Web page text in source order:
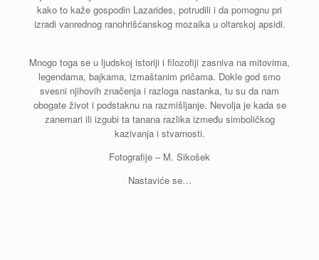
kako to kaže gospodin Lazarides, potrudili i da pomognu pri
izradi vanrednog ranohrišćanskog mozaika u oltarskoj apsidi.
Mnogo toga se u ljudskoj istoriji i filozofiji zasniva na mitovima,
legendama, bajkama, izmaštanim pričama. Dokle god smo
svesni njihovih značenja i razloga nastanka, tu su da nam
obogate život i podstaknu na razmišljanje. Nevolja je kada se
zanemari ili izgubi ta tanana razlika između simboličkog
kazivanja i stvarnosti.
Fotografije – M. Sikošek
Nastaviće se…